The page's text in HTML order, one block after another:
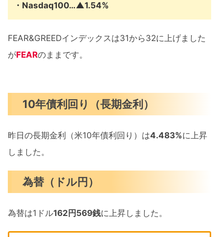
・Nasdaq100…▲1.54%
FEAR&GREEDインデックスは31から32に上げました
がFEARのままです。
10年債利回り（長期金利）
昨日の長期金利（米10年債利回り）は4.483%に上昇
しました。
為替（ドル円）
為替は1ドル162円569銭に上昇しました。